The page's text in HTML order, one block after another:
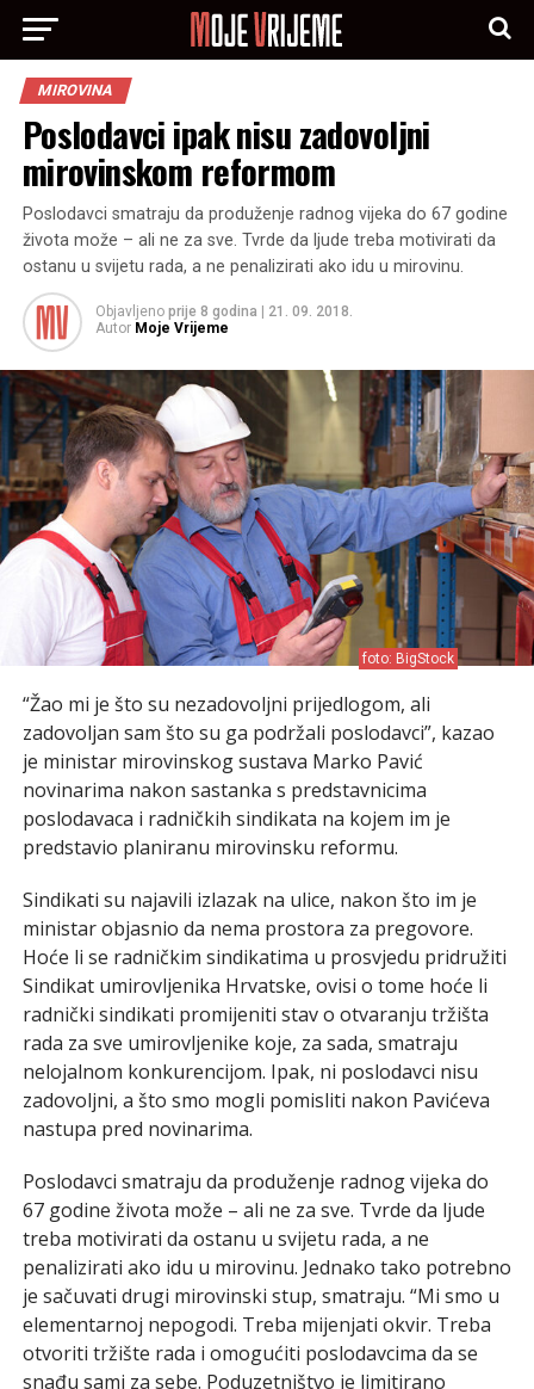
MIROVINA
Poslodavci ipak nisu zadovoljni
mirovinskom reformom
Poslodavci smatraju da produženje radnog vijeka do 67 godine
života može – ali ne za sve. Tvrde da ljude treba motivirati da
ostanu u svijetu rada, a ne penalizirati ako idu u mirovinu.
Objavljeno prije 8 godina
21. 09. 2018.
Autor Moje Vrijeme
foto: BigStock
“Žao mi je što su nezadovoljni prijedlogom, ali
zadovoljan sam što su ga podržali poslodavci”, kazao
je ministar mirovinskog sustava Marko Pavić
novinarima nakon sastanka s predstavnicima
poslodavaca i radničkih sindikata na kojem im je
predstavio planiranu mirovinsku reformu.
Sindikati su najavili izlazak na ulice, nakon što im je
ministar objasnio da nema prostora za pregovore.
Hoće li se radničkim sindikatima u prosvjedu pridružiti
Sindikat umirovljenika Hrvatske, ovisi o tome hoće li
radnički sindikati promijeniti stav o otvaranju tržišta
rada za sve umirovljenike koje, za sada, smatraju
nelojalnom konkurencijom. Ipak, ni poslodavci nisu
zadovoljni, a što smo mogli pomisliti nakon Pavićeva
nastupa pred novinarima.
Poslodavci smatraju da produženje radnog vijeka do
67 godine života može – ali ne za sve. Tvrde da ljude
treba motivirati da ostanu u svijetu rada, a ne
penalizirati ako idu u mirovinu. Jednako tako potrebno
je sačuvati drugi mirovinski stup, smatraju. “Mi smo u
elementarnoj nepogodi. Treba mijenjati okvir. Treba
otvoriti tržište rada i omogućiti poslodavcima da se
snađu sami za sebe. Poduzetništvo je limitirano